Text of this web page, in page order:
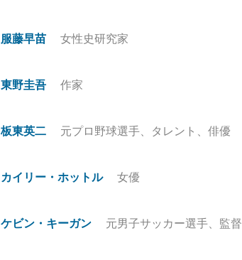
服藤早苗 女性史研究家
東野圭吾 作家
板東英二 元プロ野球選手、タレント、俳優
カイリー・ホットル 女優
ケビン・キーガン 元男子サッカー選手、監督